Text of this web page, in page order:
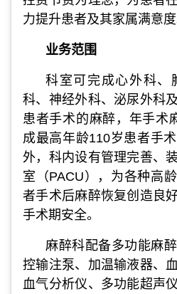
力提升患者及其家属满意度
业务范围
科室可完成心外科、
科、神经外科、泌尿外科
患者手术的麻醉，年手术
成最高年龄110岁患者手
外，科内设有管理完善、
室（PACU），为各种高
者手术后麻醉恢复创造良
手术期安全。
麻醉科配备多功能麻
控输注泵、加温输液器、
血气分析仪、多功能超声